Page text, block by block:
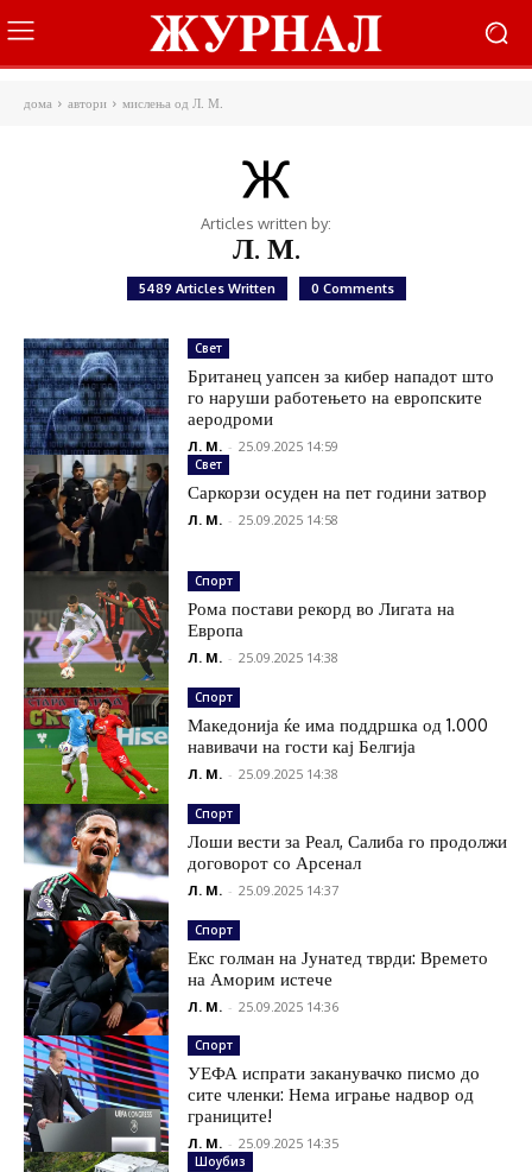
дома автори мислења од Л. М.
Articles written by:
Л. М.
5489 Articles Written 0 Comments
Свет
Британец уапсен за кибер нападот што
го наруши работењето на европските
аеродроми
Л. М. - 25.09.2025 14:59
Свет
Саркорзи осуден на пет години затвор
Л. М. - 25.09.2025 14:58
Спорт
Рома постави рекорд во Лигата на
Европа
Л. М. - 25.09.2025 14:38
Спорт
Македонија ќе има поддршка од 1.000
навивачи на гости кај Белгија
Л. М. - 25.09.2025 14:38
Спорт
Лоши вести за Реал, Салиба го продолжи
договорот со Арсенал
Л. М. - 25.09.2025 14:37
Спорт
Екс голман на Јунатед тврди: Времето
на Аморим истече
Л. М. - 25.09.2025 14:36
Спорт
УЕФА испрати заканувачко писмо до
сите членки: Нема играње надвор од
границите!
Л. М. - 25.09.2025 14:35
Шоубиз